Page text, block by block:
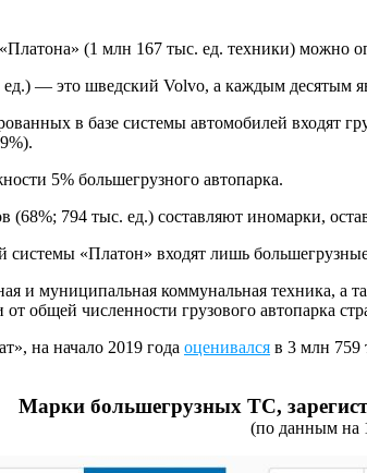
(1 млн 167 тыс. ед. техники) можно
— это шведский Volvo, а каждым десятым
в базе системы автомобилей
5% большегрузного автопарка.
(68%; 794 тыс. ед.) составляют иномарки,
системы «Платон» входят лишь
и муниципальная коммунальная техника, а
общей численности грузового автопарка
на начало 2019 года оценивался в 3 млн 759
Марки большегрузных ТС,
(по данным на